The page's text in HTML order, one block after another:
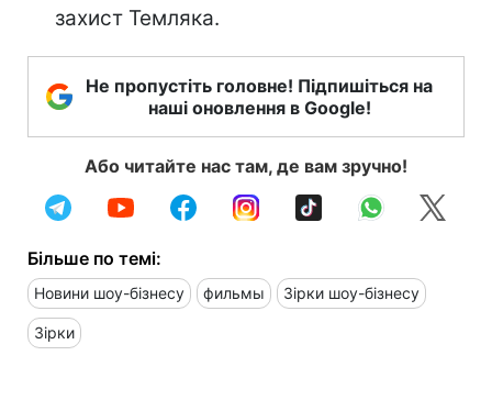
захист Темляка.
Не пропустіть головне! Підпишіться на
наші оновлення в Google!
Або читайте нас там, де вам зручно!
Більше по темі:
Новини шоу-бізнесу фильмы Зірки шоу-бізнесу
Зірки